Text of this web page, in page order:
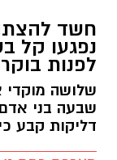
לפרנסה.
לילדים.
לזיווג.
אנחנו
תשתנה.
חשד
נפגעו קל
לפנות בוקר
שלושה מוקדי
שבעה בני
דליקות קבע